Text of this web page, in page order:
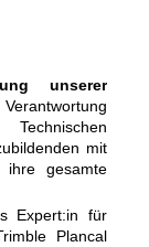
unserer
mit
ihre gesamte
Expert:in für
Plancal